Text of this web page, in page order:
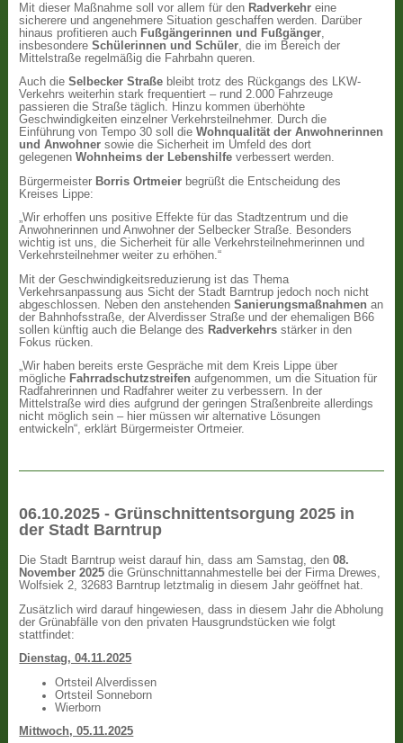
Mit dieser Maßnahme soll vor allem für den Radverkehr eine
sicherere und angenehmere Situation geschaffen werden. Darüber
hinaus profitieren auch Fußgängerinnen und Fußgänger
insbesondereSchülerinnen und Schüler , die im Bereich der
Mittelstraße regelmäßig die Fahrbahn queren.
Auch dieSelbecker Straße bleibt trotz des Rückgangs des LKW-
Verkehrs weiterhin stark frequentiert – rund 2.000 Fahrzeuge
passieren die Straße täglich. Hinzu kommen überhöhte
Geschwindigkeiten einzelner Verkehrsteilnehmer. Durch die
Einführung von Tempo 30 soll dieWohnqualität der Anwohnerinnen
und Anwohner sowie die Sicherheit im Umfeld des dort
gelegenenWohnheims der Lebenshilfe verbessert werden.
Bürgermeister Borris Ortmeier begrüßt die Entscheidung des
Kreises Lippe:
„Wir erhoffen uns positive Effekte für das Stadtzentrum und die
Anwohnerinnen und Anwohner der Selbecker Straße. Besonders
wichtig ist uns, die Sicherheit für alle Verkehrsteilnehmerinnen und
Verkehrsteilnehmer weiter zu erhöhen.“
Mit der Geschwindigkeitsreduzierung ist das Thema
Verkehrsanpassung aus Sicht der Stadt Barntrup jedoch noch nicht
abgeschlossen. Neben den anstehendenSanierungsmaßnahmen an
der Bahnhofsstraße, der Alverdisser Straße und der ehemaligen B66
sollen künftig auch die Belange des Radverkehrs stärker in den
Fokus rücken.
„Wir haben bereits erste Gespräche mit dem Kreis Lippe über
mögliche Fahrradschutzstreifen aufgenommen, um die Situation für
Radfahrerinnen und Radfahrer weiter zu verbessern. In der
Mittelstraße wird dies aufgrund der geringen Straßenbreite allerdings
nicht möglich sein – hier müssen wir alternative Lösungen
entwickeln“, erklärt Bürgermeister Ortmeier.
06.10.2025 - Grünschnittentsorgung 2025 in
der Stadt Barntrup
Die Stadt Barntrup weist darauf hin, dass am Samstag, den08.
November 2025 die Grünschnittannahmestelle bei der Firma Drewes,
Wolfsiek 2, 32683 Barntrup letztmalig in diesem Jahr geöffnet hat.
Zusätzlich wird darauf hingewiesen, dass in diesem Jahr die Abholung
der Grünabfälle von den privaten Hausgrundstücken wie folgt
stattfindet:
Dienstag, 04.11.2025
Ortsteil Alverdissen
Ortsteil Sonneborn
Wierborn
Mittwoch, 05.11.2025